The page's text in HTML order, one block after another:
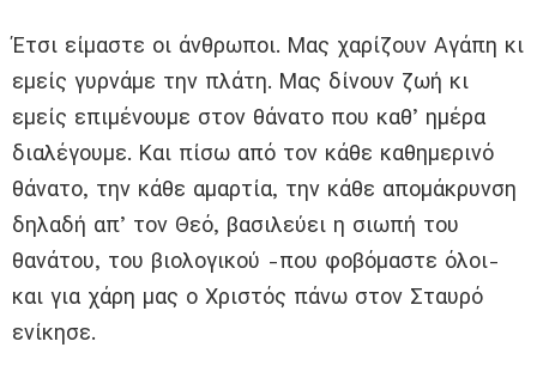
Έτσι είμαστε οι άνθρωποι. Μας χαρίζουν Αγάπη κι
εμείς γυρνάμε την πλάτη. Μας δίνουν ζωή κι
εμείς επιμένουμε στον θάνατο που καθ’ ημέρα
διαλέγουμε. Και πίσω από τον κάθε καθημερινό
θάνατο, την κάθε αμαρτία, την κάθε απομάκρυνση
δηλαδή απ’ τον Θεό, βασιλεύει η σιωπή του
θανάτου, του βιολογικού -που φοβόμαστε όλοι-
και για χάρη μας ο Χριστός πάνω στον Σταυρό
ενίκησε.